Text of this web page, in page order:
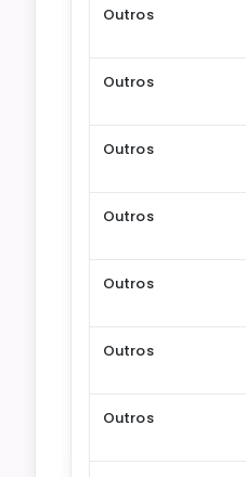
Outros
Outros
Outros
Outros
Outros
Outros
Outros